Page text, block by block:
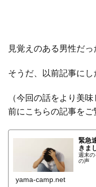
見覚えのある男性だっ
そうだ、以前記事にし
（今回の話をより美
前にこちらの記事をご
緊急
きま
週末
の声
yama-camp.net